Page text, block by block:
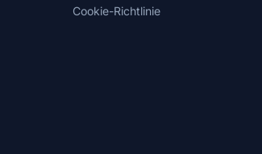
Cookie-Richtlinie